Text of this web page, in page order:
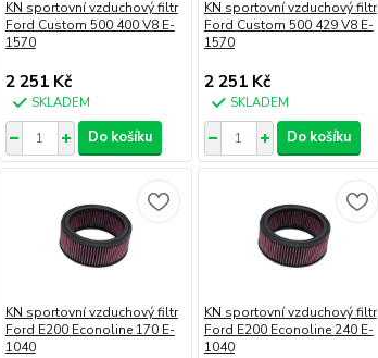
KN sportovní vzduchový filtr
Ford Custom 500 400 V8 E-
1570
2 251 Kč
SKLADEM
Do košíku
KN sportovní vzduchový filtr
Ford Custom 500 429 V8 E-
1570
2 251 Kč
SKLADEM
Do košíku
KN sportovní vzduchový filtr
Ford E200 Econoline 170 E-
1040
KN sportovní vzduchový filtr
Ford E200 Econoline 240 E-
1040